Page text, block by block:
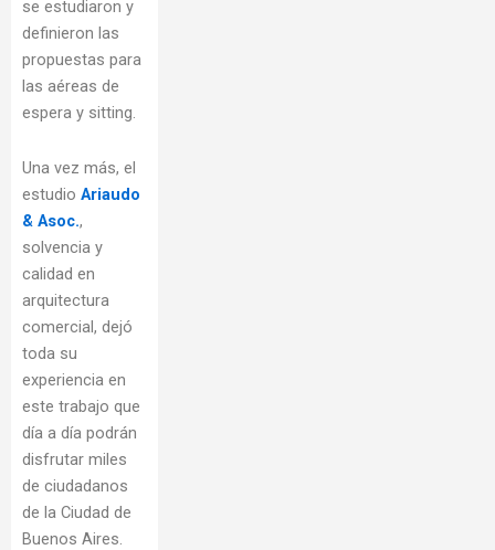
se estudiaron y
definieron las
propuestas para
las aéreas de
espera y sitting.
Una vez más, el
estudio Ariaudo
& Asoc.,
solvencia y
calidad en
arquitectura
comercial, dejó
toda su
experiencia en
este trabajo que
día a día podrán
disfrutar miles
de ciudadanos
de la Ciudad de
Buenos Aires.